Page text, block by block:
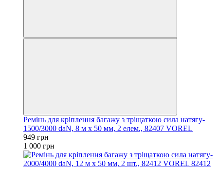
Ремінь для кріплення багажу з тріщаткою сила натягу-
1500/3000 daN, 8 м х 50 мм, 2 елем., 82407 VOREL
949 грн
1 000 грн